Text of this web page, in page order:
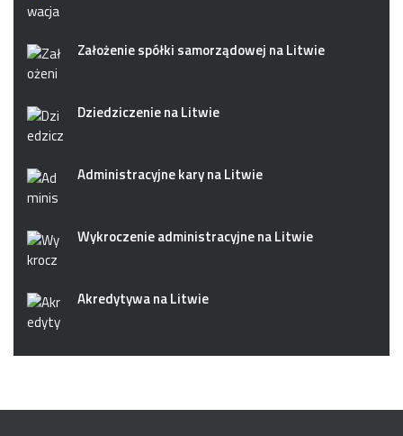
Założenie spółki samorządowej na Litwie
Dziedziczenie na Litwie
Administracyjne kary na Litwie
Wykroczenie administracyjne na Litwie
Akredytywa na Litwie